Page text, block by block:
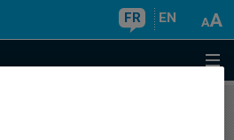
FR EN